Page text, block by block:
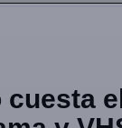
cuesta